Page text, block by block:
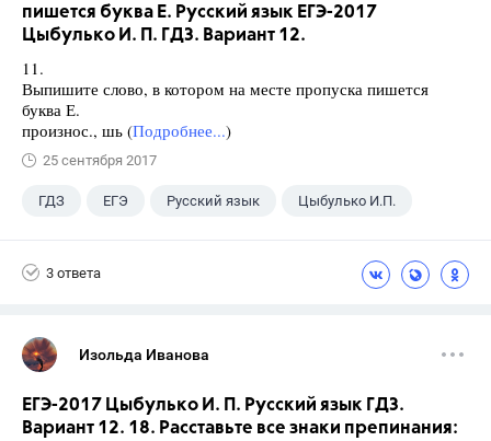
пишется буква Е. Русский язык ЕГЭ-2017
Цыбулько И. П. ГДЗ. Вариант 12.
11.
Выпишите слово, в котором на месте пропуска пишется
буква Е.
произнос., шь (Подробнее...)
25 сентября 2017
ГДЗ ЕГЭ Русский язык Цыбулько И.П.
3 ответа
Изольда Иванова
ЕГЭ-2017 Цыбулько И. П. Русский язык ГДЗ.
Вариант 12. 18. Расставьте все знаки препинания: